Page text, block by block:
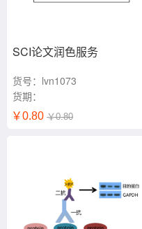
SCI论文润色服务
货号：lvn1073
货期：
￥0.80 ￥0.80